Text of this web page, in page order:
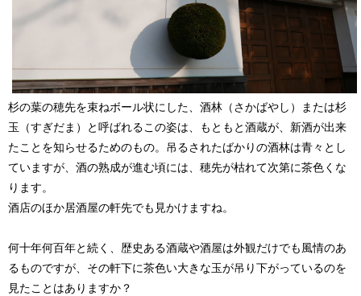
杉の葉の穂先を束ねボール状にした、酒林（さかばやし）または杉
玉（すぎだま）と呼ばれるこの姿は、もともと酒蔵が、新酒が出来
たことを知らせるためのもの。吊るされたばかりの酒林は青々とし
ていますが、酒の熟成が進む頃には、穂先が枯れて次第に茶色くな
ります。
酒店のほか居酒屋の軒先でも見かけますね。
何十年何百年と続く、歴史ある酒蔵や酒屋は外観だけでも風情のあ
るものですが、その軒下に茶色い大きな玉が吊り下がっているのを
見たことはありますか？